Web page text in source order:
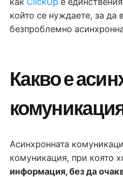
който се нуждаете, за да
безпроблемно
Какво е
Асинхронната
комуникация, при която
информация, без да